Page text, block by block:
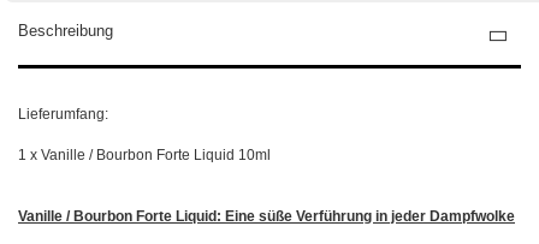
Beschreibung
Lieferumfang:
1 x Vanille / Bourbon Forte Liquid 10ml
Vanille / Bourbon Forte Liquid: Eine süße Verführung in jeder Dampfwolke